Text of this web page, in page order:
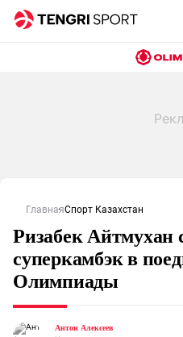
ГлавнаяСпорт Казахстан
Ризабек Айтмухан
суперкамбэк в
Олимпиады
Антон Алексеев